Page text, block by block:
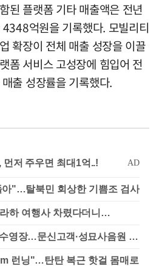
된 플랫폼 기타 매출액은 전년
억원을 기록했다. 모빌리티
확장이 전체 매출 성장을 이끌
폼 서비스 고성장에 힘입어 전
출 성장률을 기록했다.
아"…탈북민 회상한 기쁨조 검사
하 여행사 차렸다더니…
'가성비 워터밤' 한강수영장…문신고객·성묘사음원 민원
런닝"…탄탄 복근 핫걸 몸매로